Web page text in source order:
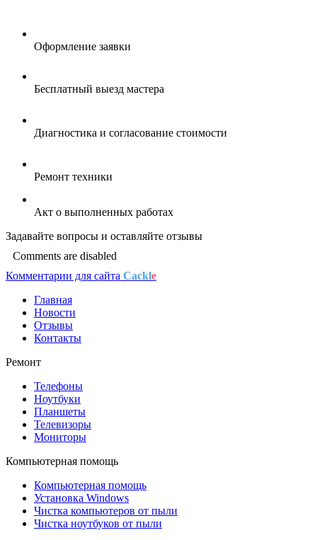
Оформление заявки
Бесплатный выезд мастера
Диагностика и согласование стоимости
Ремонт техники
Акт о выполненных работах
Задавайте вопросы и оставляйте отзывы
Comments are disabled
Комментарии для сайта Cackle
Главная
Новости
Отзывы
Контакты
Ремонт
Телефоны
Ноутбуки
Планшеты
Телевизоры
Мониторы
Компьютерная помощь
Компьютерная помощь
Установка Windows
Чистка компьютеров от пыли
Чистка ноутбуков от пыли